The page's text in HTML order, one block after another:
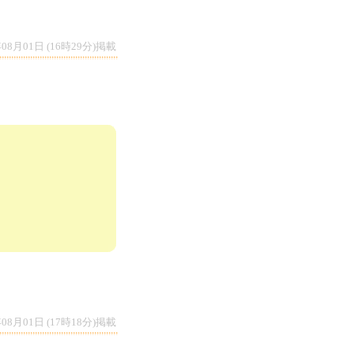
月01日 (16時29分)掲載
月01日 (17時18分)掲載